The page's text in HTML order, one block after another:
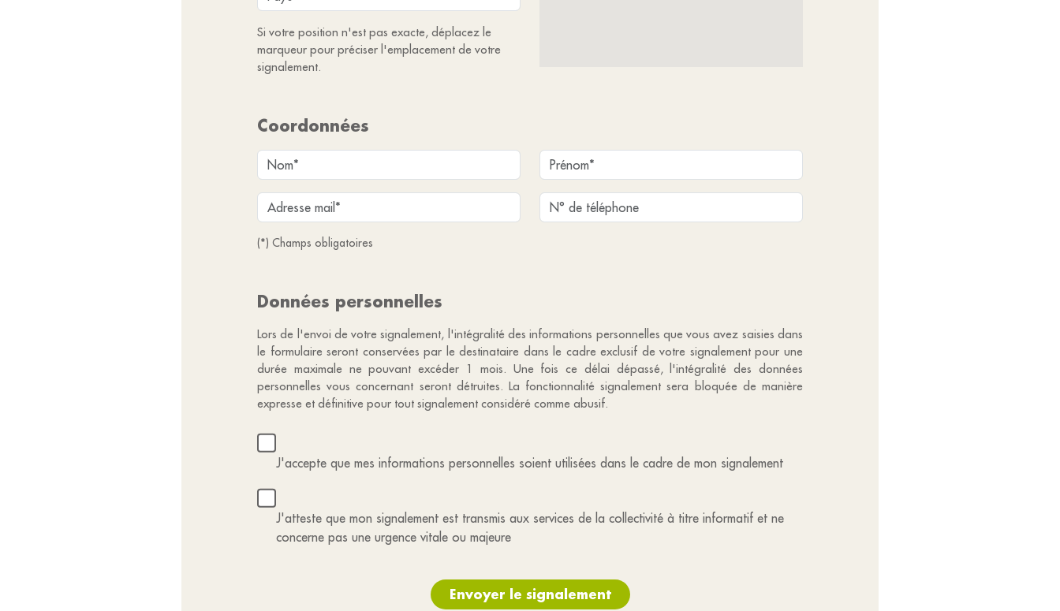
Si votre position n'est pas exacte, déplacez le
marqueur pour préciser l'emplacement de votre
signalement.
Coordonnées
(*) Champs obligatoires
Données personnelles
Lors de l'envoi de votre signalement, l'intégralité des informations personnelles que vous avez saisies dans
le formulaire seront conservées par le destinataire dans le cadre exclusif de votre signalement pour une
durée maximale ne pouvant excéder 1 mois. Une fois ce délai dépassé, l'intégralité des données
personnelles vous concernant seront détruites. La fonctionnalité signalement sera bloquée de manière
expresse et définitive pour tout signalement considéré comme abusif.
J'accepte que mes informations personnelles soient utilisées dans le cadre de mon signalement
J'atteste que mon signalement est transmis aux services de la collectivité à titre informatif et ne
concerne pas une urgence vitale ou majeure
Envoyer le signalement